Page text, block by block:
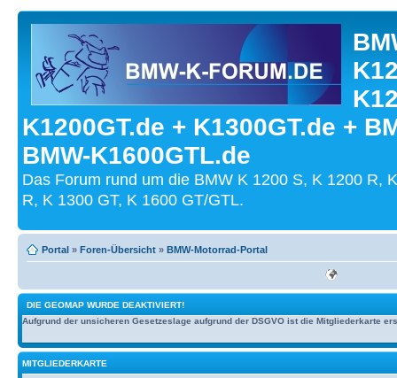
K1200GT.de + K1300GT.de +
BMW-K1600GTL.de
Das Forum rund um die BMW K 1200 S, K 1200 R,
R, K 1300 GT, K 1600 GT/GTL.
Portal » Foren-Übersicht » BMW-Motorrad-Portal
DIE GEOMAP WURDE DEAKTIVIERT!
Aufgrund der unsicheren Gesetzeslage aufgrund der DSGVO ist die Mitgliederkarte
MITGLIEDERKARTE